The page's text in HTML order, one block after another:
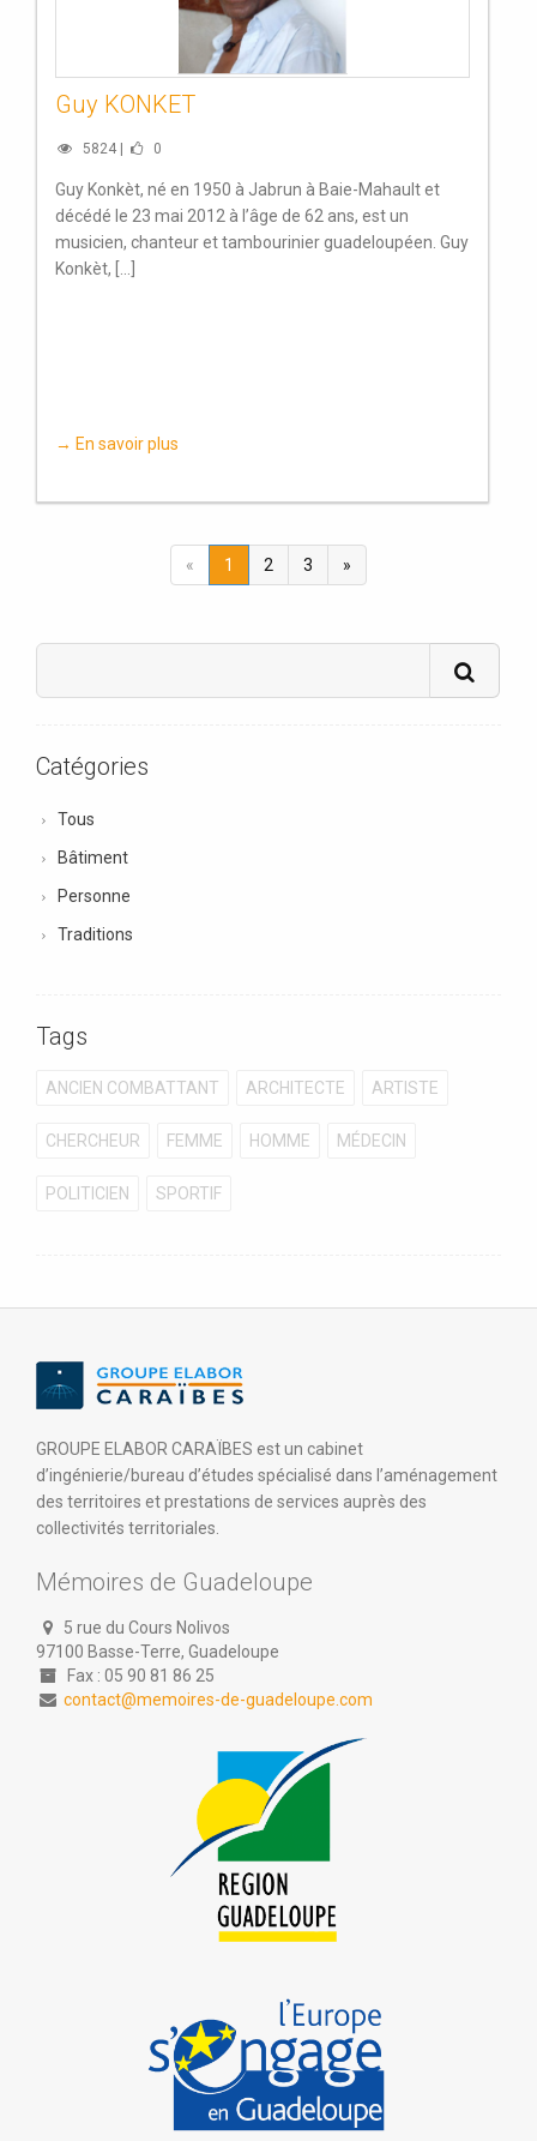
Guy KONKET
5824 | 0
Guy Konkèt, né en 1950 à Jabrun à Baie-Mahault et
décédé le 23 mai 2012 à l’âge de 62 ans, est un
musicien, chanteur et tambourinier guadeloupéen. Guy
Konkèt, [...]
→ En savoir plus
« 1 2 3 »
Catégories
Tous
Bâtiment
Personne
Traditions
Tags
ANCIEN COMBATTANT ARCHITECTE ARTISTE
CHERCHEUR FEMME HOMME MÉDECIN
POLITICIEN SPORTIF
GROUPE ELABOR CARAÏBES est un cabinet
d’ingénierie/bureau d’études spécialisé dans l’aménagement
des territoires et prestations de services auprès des
collectivités territoriales.
Mémoires de Guadeloupe
5 rue du Cours Nolivos
97100 Basse-Terre, Guadeloupe
Fax : 05 90 81 86 25
contact@memoires-de-guadeloupe.com